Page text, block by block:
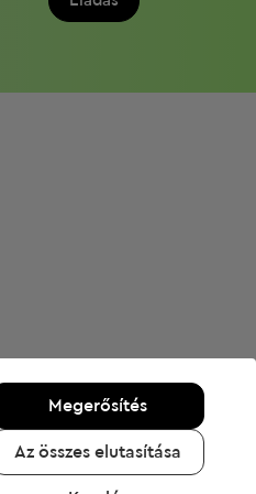
Megerősítés
Az összes elutasítása